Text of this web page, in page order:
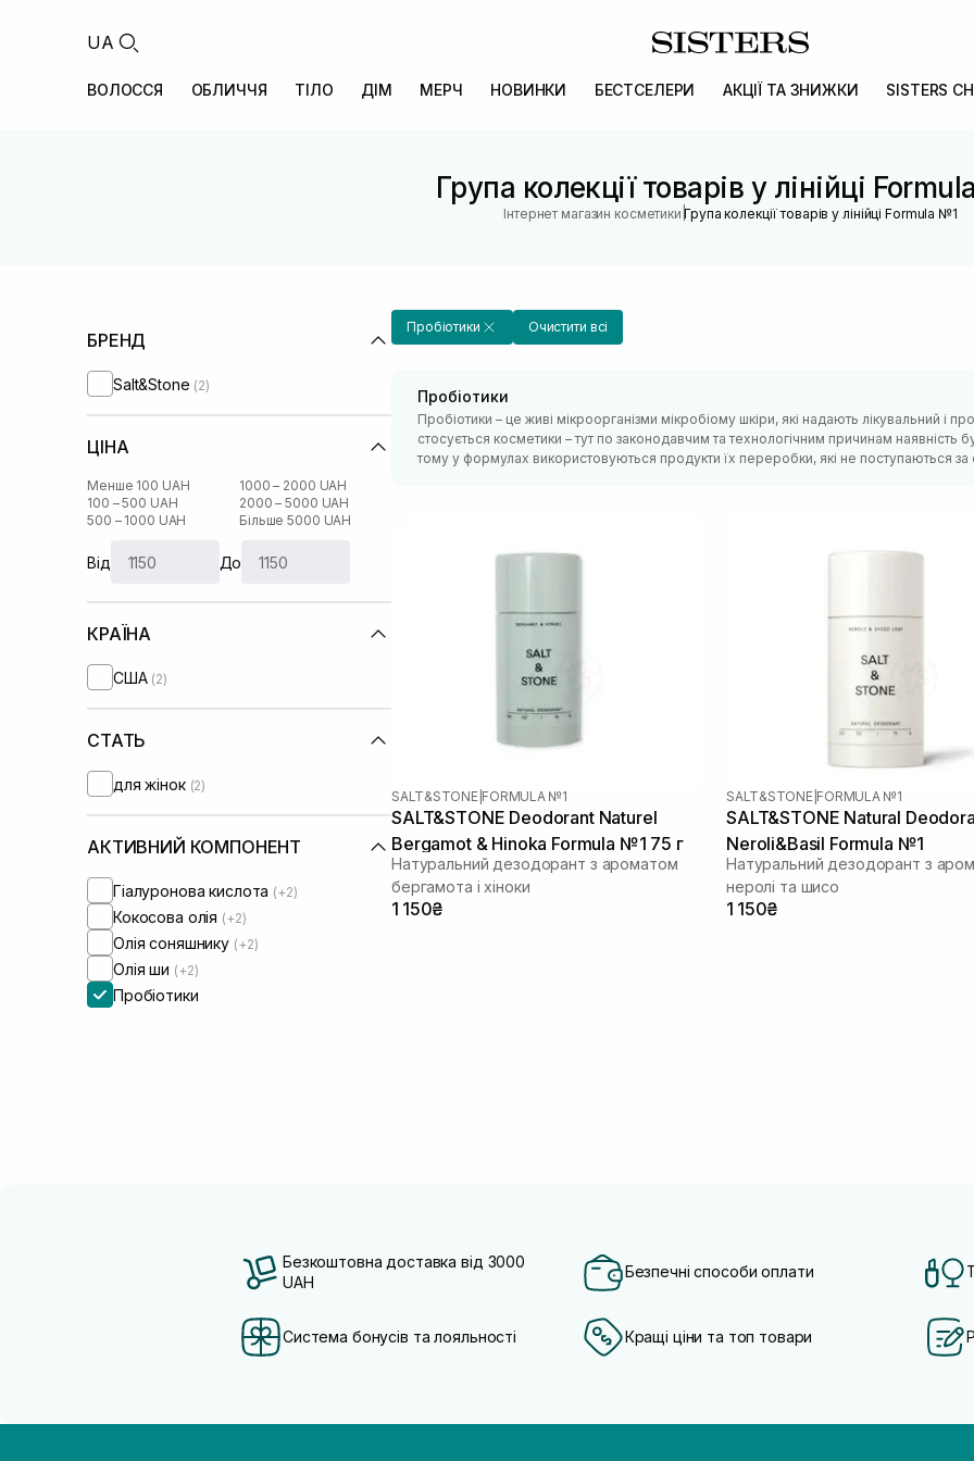
UA
ВОЛОССЯ ОБЛИЧЧЯ ТІЛО ДІМ МЕРЧ НОВИНКИ БЕСТСЕЛЕРИ АКЦІЇ ТА ЗНИЖКИ SISTERS
Група колекції товарів у лінійці
Інтернет магазин косметики |Група колекції товарів у лінійці Formula №1
БРЕНД
Salt&Stone (2)
ЦІНА
Менше 100 UAH
100 – 500 UAH
500 – 1000 UAH
1000 – 2000 UAH
2000 – 5000 UAH
Більше 5000 UAH
Від До
КРАЇНА
США (2)
СТАТЬ
для жінок (2)
АКТИВНИЙ КОМПОНЕНТ
Гіалуронова кислота (+2)
Кокосова олія (+2)
Олія соняшнику (+2)
Олія ши (+2)
Пробіотики
Пробіотики Очистити всі
Пробіотики
Пробіотики – це живі мікроорганізми мікробіому шкіри, які надають лікувальний і
стосується косметики – тут по законодавчим та технологічним причинам
тому у формулах використовуються продукти їх переробки, які не поступаються за
SALT&STONE FORMULA №1
SALT&STONE Deodorant Naturel
Bergamot & Hinoka Formula №1 75 г
Натуральний дезодорант з ароматом
бергамота і хіноки
1 150₴
SALT&STONE FORMULA №1
SALT&STONE Natural
Neroli&Basil Formula №1
Натуральний дезодорант з
неролі та шисо
1 150₴
Безкоштовна доставка від 3000
UAH
Безпечні способи оплати
Система бонусів та лояльності Кращі ціни та топ товари